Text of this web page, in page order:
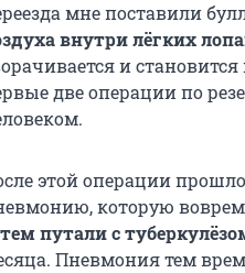
мне поставили
внутри лёгких
и
две операции по
этой операции прошло
которую
путали с
Пневмония тем